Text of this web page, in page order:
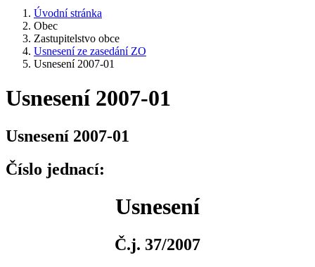
Úvodní stránka
Obec
Zastupitelstvo obce
Usnesení ze zasedání ZO
Usnesení 2007-01
Usnesení 2007-01
Usnesení 2007-01
Číslo jednací:
Usnesení
Č.j. 37/2007